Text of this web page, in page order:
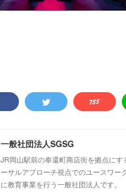
一般社団法人SGSG
JR岡山駅前の奉還町商店街を拠点にす
ーサルアプローチ視点でのユースワー
に教育事業を行う一般社団法人です。